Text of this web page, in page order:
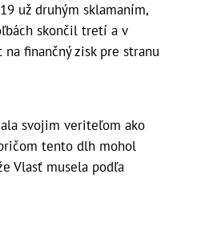
už druhým sklamaním,
skončil tretí a v
finančný zisk pre stranu
svojim veriteľom ako
tento dlh mohol
Vlasť musela podľa